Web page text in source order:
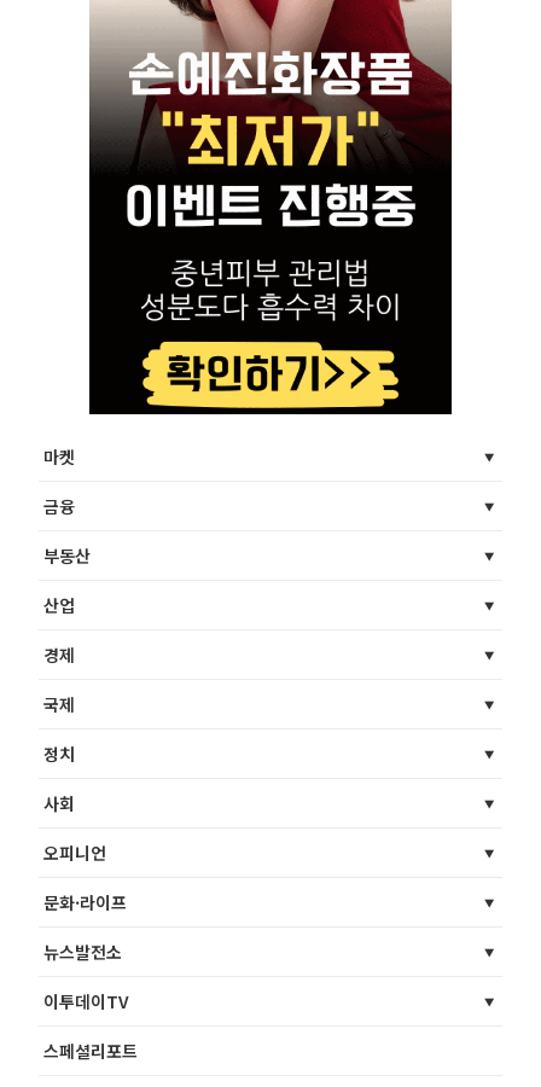
마켓
금융
부동산
산업
경제
국제
정치
사회
오피니언
문화·라이프
뉴스발전소
이투데이TV
스페셜리포트